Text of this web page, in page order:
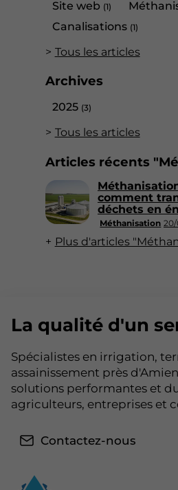
Site web (1)
Canalisations (1)
Tous les articles
Archives
2025 (3)
Tous les articles
Articles récents
Méthanisation
comment
déchets en
Plus d'articles
La qualité d'un
Spécialistes en irrigation,
assainissement près
solutions performantes et
agriculteurs, entreprises et
Contactez-nous